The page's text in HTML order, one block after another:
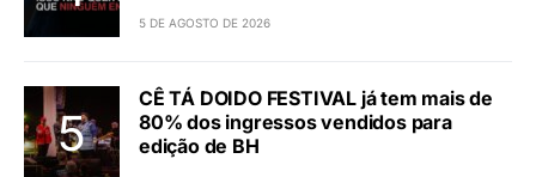
5 DE AGOSTO DE 2026
CÊ TÁ DOIDO FESTIVAL já tem mais de
80% dos ingressos vendidos para
edição de BH